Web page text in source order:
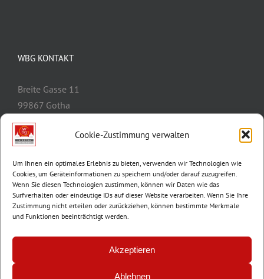
Cookie-Zustimmung verwalten
Um Ihnen ein optimales Erlebnis zu bieten, verwenden wir Technologien wie
Cookies, um Geräteinformationen zu speichern und/oder darauf zuzugreifen.
Wenn Sie diesen Technologien zustimmen, können wir Daten wie das
Surfverhalten oder eindeutige IDs auf dieser Website verarbeiten. Wenn Sie Ihre
Zustimmung nicht erteilen oder zurückziehen, können bestimmte Merkmale
und Funktionen beeinträchtigt werden.
Akzeptieren
Ablehnen
WBG KONTAKT
Breite Gasse 11
99867 Gotha
Telefon:
E-Mail:
info@wbg-gotha.de